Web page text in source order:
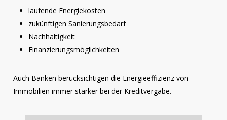
laufende Energiekosten
zukünftigen Sanierungsbedarf
Nachhaltigkeit
Finanzierungsmöglichkeiten
Auch Banken berücksichtigen die Energieeffizienz von
Immobilien immer stärker bei der Kreditvergabe.